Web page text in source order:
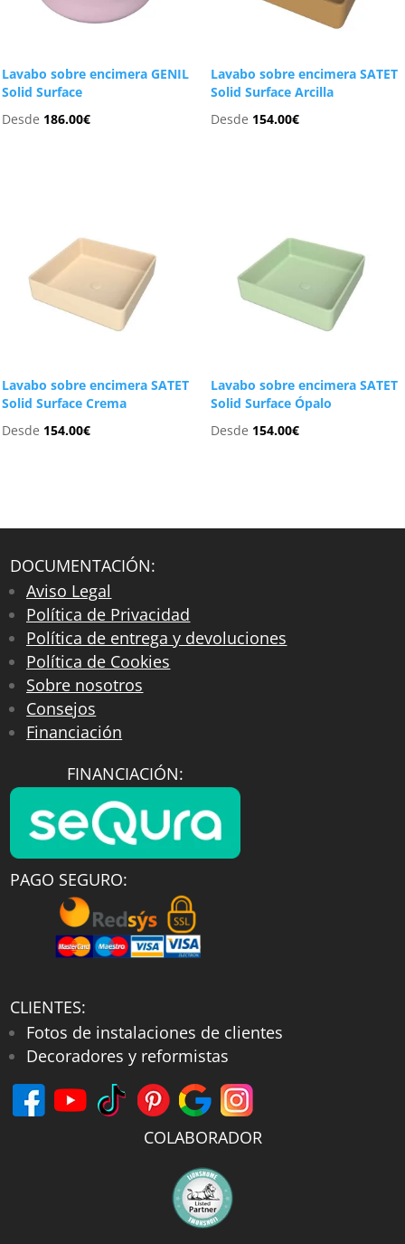
Lavabo sobre encimera GENIL
Solid Surface
Desde 186.00€
Lavabo sobre encimera SATET
Solid Surface Arcilla
Desde 154.00€
Lavabo sobre encimera SATET
Solid Surface Crema
Desde 154.00€
Lavabo sobre encimera SATET
Solid Surface Ópalo
Desde 154.00€
DOCUMENTACIÓN:
Aviso Legal
Política de Privacidad
Política de entrega y devoluciones
Política de Cookies
Sobre nosotros
Consejos
Financiación
FINANCIACIÓN:
PAGO SEGURO:
CLIENTES:
Fotos de instalaciones de clientes
Decoradores y reformistas
COLABORADOR